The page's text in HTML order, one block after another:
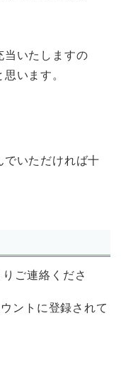
当いたしますの
います。
でいただければ十
りご連絡くださ
ントに登録されて